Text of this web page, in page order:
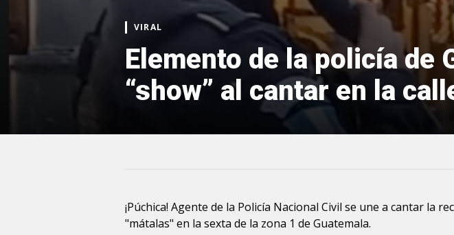
VIRAL
Elemento de la policía de
“show” al cantar en la
¡Púchica! Agente de la Policía Nacional Civil se une a cantar la
"mátalas" en la sexta de la zona 1 de Guatemala.